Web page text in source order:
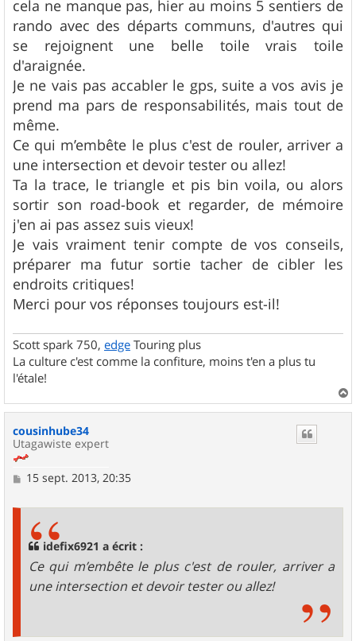
cela ne manque pas, hier au moins 5 sentiers de
rando avec des départs communs, d'autres qui
se rejoignent une belle toile vrais toile
d'araignée.
Je ne vais pas accabler le gps, suite a vos avis je
prend ma pars de responsabilités, mais tout de
même.
Ce qui m’embête le plus c'est de rouler, arriver a
une intersection et devoir tester ou allez!
Ta la trace, le triangle et pis bin voila, ou alors
sortir son road-book et regarder, de mémoire
j'en ai pas assez suis vieux!
Je vais vraiment tenir compte de vos conseils,
préparer ma futur sortie tacher de cibler les
endroits critiques!
Merci pour vos réponses toujours est-il!
Scott spark 750, edge Touring plus
La culture c'est comme la confiture, moins t'en a plus tu
l'étale!
a
cousinhube34
Utagawiste expert
M15 sept. 2013, 20:35
idefix6921 a écrit :
Ce qui m’embête le plus c'est de rouler, arriver a
une intersection et devoir tester ou allez!